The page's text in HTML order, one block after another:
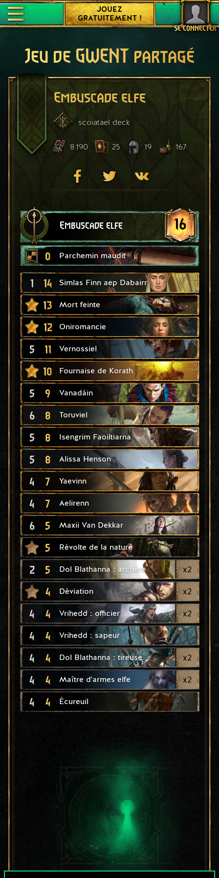
SE CONNECTER
JOUEZ
GRATUITEMENT !
Jeu de GWENT partagé
Embuscade elfe
scoiatael deck
8 190 25 19 167
Embuscade elfe 16
0 Parchemin maudit
1 14 Simlas Finn aep Dabairr
13 Mort feinte
12 Oniromancie
5 11 Vernossiel
10 Fournaise de Korath
5 9 Vanadáin
6 8 Toruviel
5 8 Isengrim Faoiltiarna
5 8 Alissa Henson
4 7 Yaevinn
4 7 Aelirenn
6 5 Maxii Van Dekkar
5 Révolte de la nature
2 5 Dol Blathanna : archère x2
4 Déviation x2
4 4 Vrihedd : officier x2
4 4 Vrihedd : sapeur
4 4 Dol Blathanna : tireuse x2
4 4 Maître d'armes elfe x2
4 4 Écureuil